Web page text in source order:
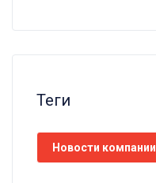
Теги
Новости компании